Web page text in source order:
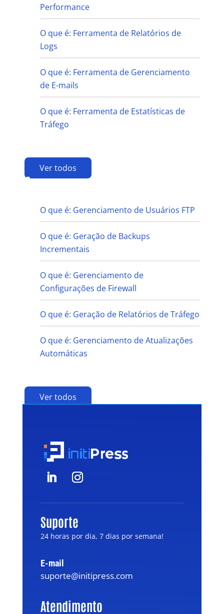
Performance
O que é: Ferramenta de Relatórios de
Logs
O que é: Ferramenta de Gerenciamento
de E-mails
O que é: Ferramenta de Estatísticas de
Tráfego
Ver todos
G
O que é: Gerenciamento de Usuários FTP
O que é: Geração de Backups
Incrementais
O que é: Gerenciamento de
Configurações de Firewall
O que é: Geração de Relatórios de Tráfego
O que é: Gerenciamento de Atualizações
Automáticas
Ver todos
Suporte
24 horas por dia, 7 dias por semana!
E-mail
suporte@initipress.com
Atendimento